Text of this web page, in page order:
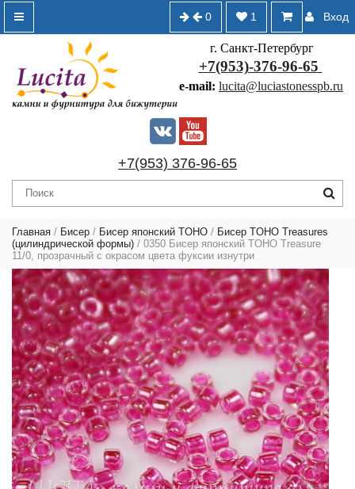
Вход
1
0
г. Санкт-Петербург
+7(953)-376-96-65
e-mail: lucita@luciastonesspb.ru
+7(953) 376-96-65
Главная / Бисер / Бисер японский TOHO / Бисер TOHO Treasures
(цилиндрической формы) / 0350 Бисер японский TOHO Treasure
11/0, прозрачный с окрасом цвета фуксии изнутри